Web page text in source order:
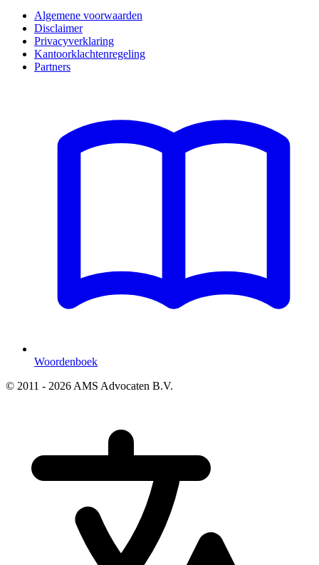
Algemene voorwaarden
Disclaimer
Privacyverklaring
Kantoorklachtenregeling
Partners
Woordenboek
© 2011 - 2026 AMS Advocaten B.V.